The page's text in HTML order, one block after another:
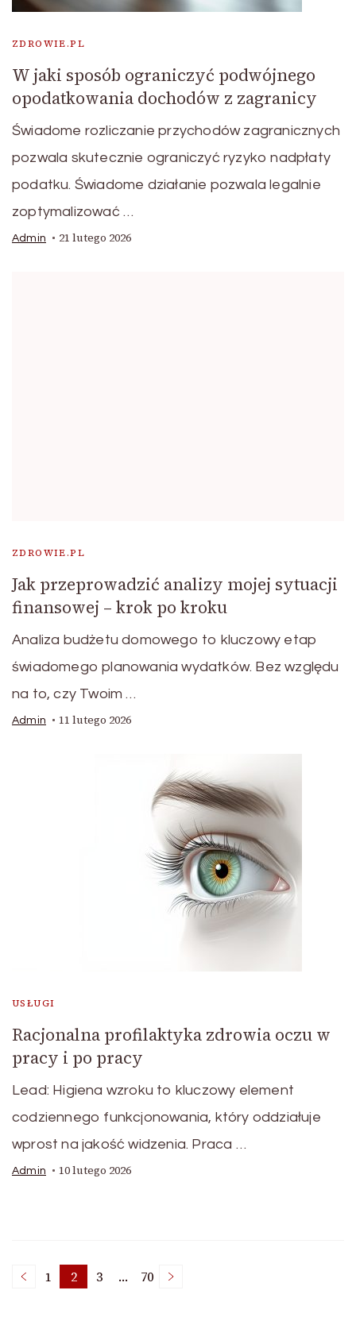
ZDROWIE.PL
W jaki sposób ograniczyć podwójnego
opodatkowania dochodów z zagranicy
Świadome rozliczanie przychodów zagranicznych
pozwala skutecznie ograniczyć ryzyko nadpłaty
podatku. Świadome działanie pozwala legalnie
zoptymalizować …
Admin 21 lutego 2026
ZDROWIE.PL
Jak przeprowadzić analizy mojej sytuacji
finansowej – krok po kroku
Analiza budżetu domowego to kluczowy etap
świadomego planowania wydatków. Bez względu
na to, czy Twoim …
Admin 11 lutego 2026
USŁUGI
Racjonalna profilaktyka zdrowia oczu w
pracy i po pracy
Lead: Higiena wzroku to kluczowy element
codziennego funkcjonowania, który oddziałuje
wprost na jakość widzenia. Praca …
Admin 10 lutego 2026
Stronicowanie
Strona
1 Strona
2 Strona
3 … Strona
70